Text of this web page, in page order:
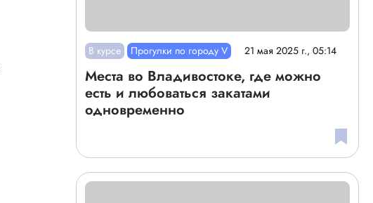
В курсе Прогулки по городу V 21 мая 2025 г., 05:14
Места во Владивостоке, где можно
есть и любоваться закатами
одновременно